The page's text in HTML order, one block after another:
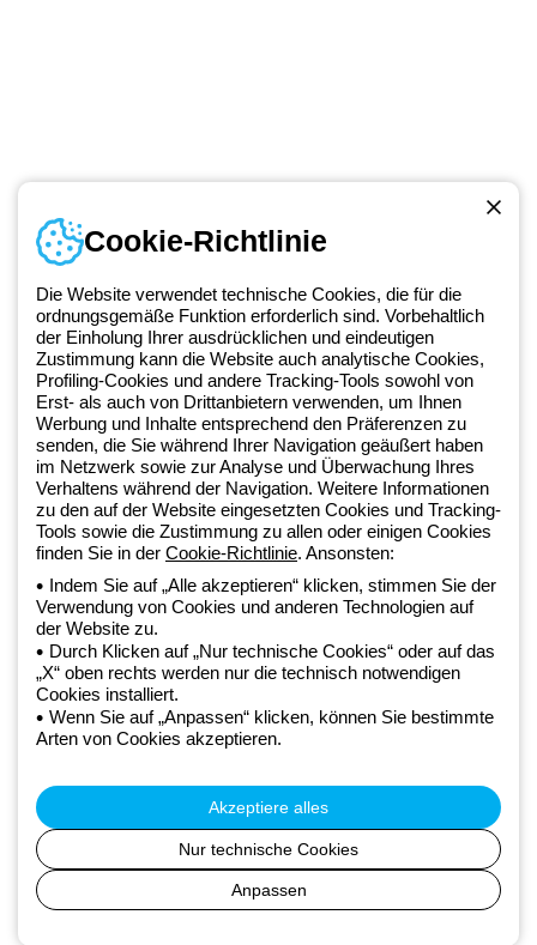
Seit 2025 ist Beghelli Teil der GEWISS Group und Teil des GEWISS
LightZone-Ökosystems, in dem wir integrierte Beleuchtungslösungen
entwickeln, die Komplexität in Einfachheit verwandeln und Fachleute
sowie Endnutzer dabei unterstützen, ihre Anforderungen zu erfüllen.
Erfahren Sie mehr über GEWISS.
Germany: DE
Kontakt
Montag bis Freitag von 8:00 bis 17:00 Uhr
+49 2064 97010
Datenschutzrichtlinie
Cookie-Richtlinie
Verkaufsbedingungen
Alle Richtlinien
Accessibility
to the direction and coordination of Gewiss S.p.A. - P.IVA (IT)
00666341201 - Registered in the Register of Companies of
Bologna. Fully paid-up capital: 10,000,000 Euro
Cookie-Richtlinie
Die Website verwendet technische Cookies, die für die
ordnungsgemäße Funktion erforderlich sind. Vorbehaltlich
der Einholung Ihrer ausdrücklichen und eindeutigen
Zustimmung kann die Website auch analytische Cookies,
Profiling-Cookies und andere Tracking-Tools sowohl von
Erst- als auch von Drittanbietern verwenden, um Ihnen
Werbung und Inhalte entsprechend den Präferenzen zu
senden, die Sie während Ihrer Navigation geäußert haben
im Netzwerk sowie zur Analyse und Überwachung Ihres
Verhaltens während der Navigation. Weitere Informationen
zu den auf der Website eingesetzten Cookies und Tracking-
Tools sowie die Zustimmung zu allen oder einigen Cookies
finden Sie in der Cookie-Richtlinie. Ansonsten:
Indem Sie auf „Alle akzeptieren“ klicken, stimmen Sie der
Verwendung von Cookies und anderen Technologien auf
der Website zu.
Durch Klicken auf „Nur technische Cookies“ oder auf das
„X“ oben rechts werden nur die technisch notwendigen
Cookies installiert.
Wenn Sie auf „Anpassen“ klicken, können Sie bestimmte
Arten von Cookies akzeptieren.
Akzeptiere alles
Nur technische Cookies
Anpassen